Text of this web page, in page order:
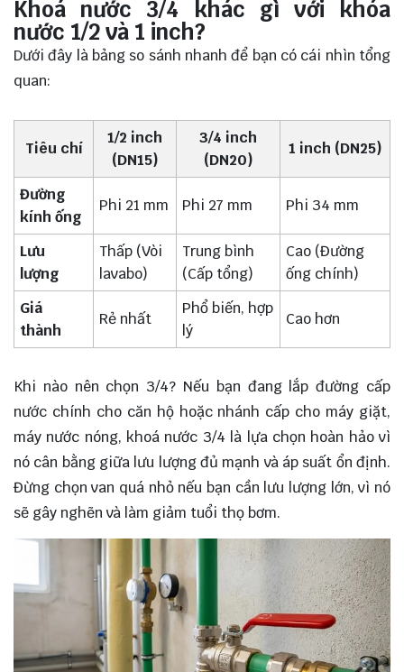
Khoá nước 3/4 khác gì với khóa
nước 1/2 và 1 inch?
Dưới đây là bảng so sánh nhanh để bạn có cái nhìn tổng
quan:
Tiêu chí
1/2 inch
(DN15)
3/4 inch
(DN20)
1 inch (DN25)
Đường
kính ống
Phi 21 mm Phi 27 mm Phi 34 mm
Lưu
lượng
Thấp (Vòi
lavabo)
Trung bình
(Cấp tổng)
Cao (Đường
ống chính)
Giá
thành
Rẻ nhất
Phổ biến, hợp
lý
Cao hơn
Khi nào nên chọn 3/4? Nếu bạn đang lắp đường cấp
nước chính cho căn hộ hoặc nhánh cấp cho máy giặt,
máy nước nóng, khoá nước 3/4 là lựa chọn hoàn hảo vì
nó cân bằng giữa lưu lượng đủ mạnh và áp suất ổn định.
Đừng chọn van quá nhỏ nếu bạn cần lưu lượng lớn, vì nó
sẽ gây nghẽn và làm giảm tuổi thọ bơm.